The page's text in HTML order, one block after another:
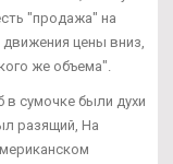
"продажа" на
движения цены вниз,
же объема".
сумочке были духи
разящий, На